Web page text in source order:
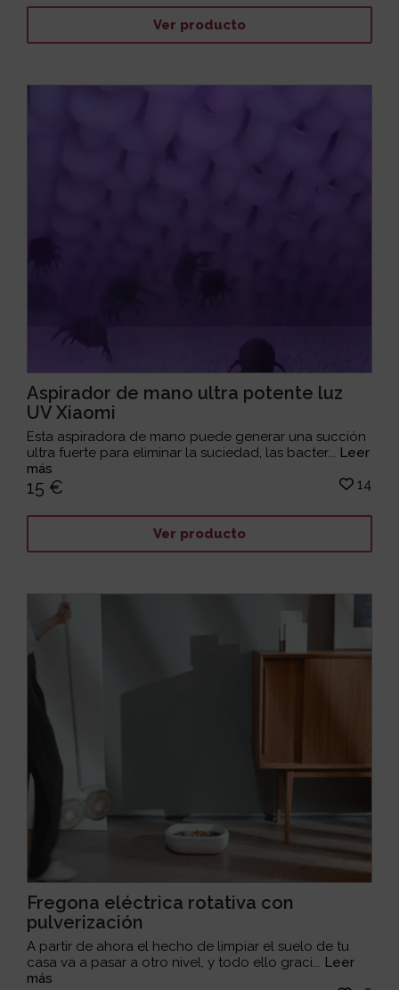
Ver producto
Aspirador de mano ultra potente luz
UV Xiaomi
Esta aspiradora de mano puede generar una succión
ultra fuerte para eliminar la suciedad, las bacter... Leer
más
15 € 14
Ver producto
Fregona eléctrica rotativa con
pulverización
A partir de ahora el hecho de limpiar el suelo de tu
casa va a pasar a otro nivel, y todo ello graci... Leer
más